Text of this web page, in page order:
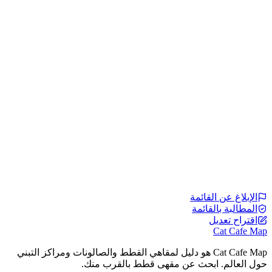
الإبلاغ عن القائمة
المطالبة بالقائمة
اقتراح تعديل
Cat Cafe Map
Cat Cafe Map هو دليل لمقاهي القطط والصالونات ومراكز التبني
حول العالم. ابحث عن مقهى قطط بالقرب منك.